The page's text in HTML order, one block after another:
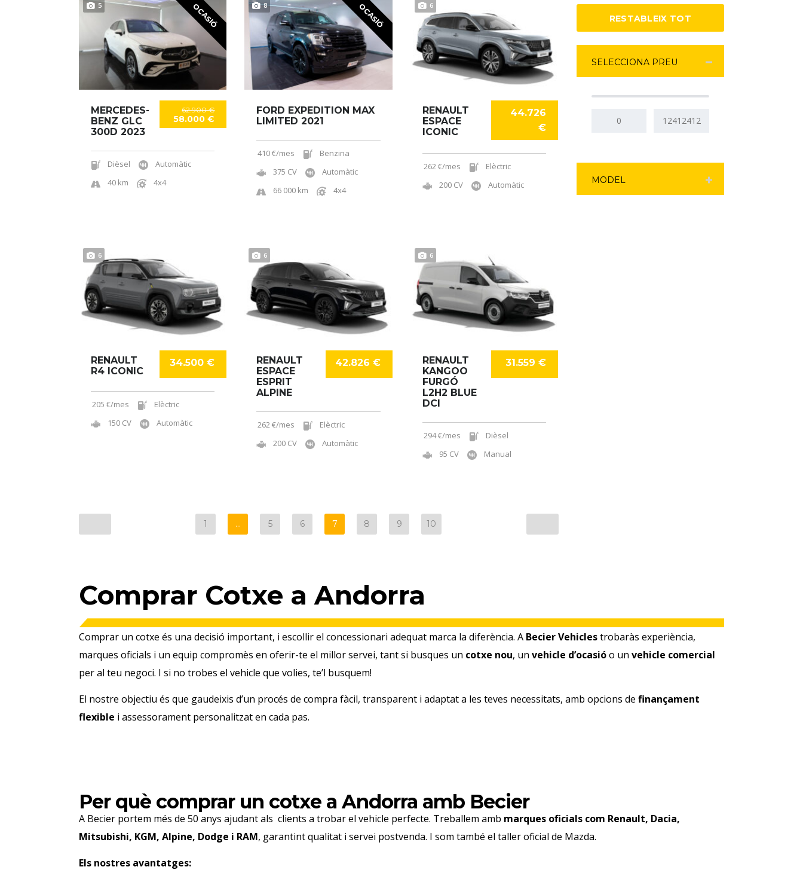
RESTABLEIX TOT
SELECCIONA PREU
MODEL
OCASIÓ
5
62.900 €
58.000 €
MERCEDES-
BENZ GLC
300D 2023
Dièsel
Automàtic
40 km
4x4
OCASIÓ
8
FORD EXPEDITION MAX
LIMITED 2021
410 €/mes
Benzina
375 CV
Automàtic
66 000 km
4x4
6
44.726
€
RENAULT
ESPACE
ICONIC
262 €/mes
Elèctric
200 CV
Automàtic
6
34.500 €
RENAULT
R4 ICONIC
205 €/mes
Elèctric
150 CV
Automàtic
6
42.826 €
RENAULT
ESPACE
ESPRIT
ALPINE
262 €/mes
Elèctric
200 CV
Automàtic
6
31.559 €
RENAULT
KANGOO
FURGÓ
L2H2 BLUE
DCI
294 €/mes
Dièsel
95 CV
Manual
1 … 5 6 7 8 9 10
Comprar Cotxe a Andorra
Comprar un cotxe és una decisió important, i escollir el concessionari adequat marca la diferència. A Becier Vehiclestrobaràs experiència,
marques oficials i un equip compromès en oferir-te el millor servei, tant si busques un cotxe nou, un vehicle d’ocasióo un vehicle comercial
per al teu negoci. I si no trobes el vehicle que volies, te’l busquem!
El nostre objectiu és que gaudeixis d’un procés de compra fàcil, transparent i adaptat a les teves necessitats, amb opcions de finançament
flexible i assessorament personalitzat en cada pas.
Per què comprar un cotxe a Andorra amb Becier
A Becier portem més de 50 anys ajudant als clients a trobar el vehicle perfecte. Treballem amb marques oficials com Renault, Dacia,
Mitsubishi, KGM, Alpine, Dodge i RAM, garantint qualitat i servei postvenda. I som també el taller oficial de Mazda.
Els nostres avantatges: